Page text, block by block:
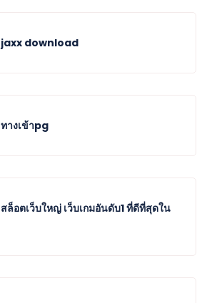
jaxx download
ทางเข้าpg
สล็อตเว็บใหญ่ เว็บเกมอันดับ1 ที่ดีที่สุดใน